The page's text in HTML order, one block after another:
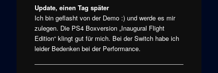
Update, einen Tag später
Ich bin geflasht von der Demo :) und werde es mir
zulegen. Die PS4 Boxversion „Inaugural Flight
Edition“ klingt gut für mich. Bei der Switch habe ich
leider Bedenken bei der Performance.